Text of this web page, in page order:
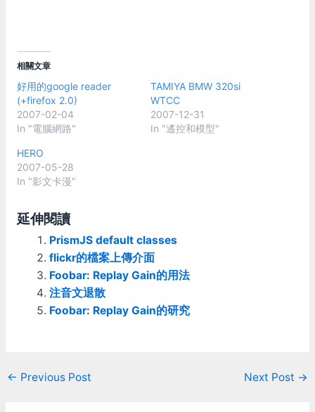
相關文章
好用的google reader
(+firefox 2.0)
2007-02-04
In "電腦網路"
TAMIYA BMW 320si
WTCC
2007-12-31
In "遙控和模型"
HERO
2007-05-28
In "影文卡漫"
延伸閱讀
PrismJS default classes
flickr的檔案上傳介面
Foobar: Replay Gain的用法
注音文退散
Foobar: Replay Gain的研究
Post
← Previous Post Next Post →